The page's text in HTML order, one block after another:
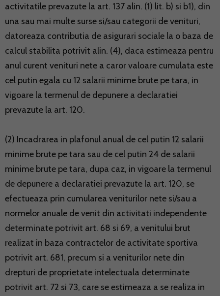
activitatile prevazute la art. 137 alin. (1) lit. b) si b1), din
una sau mai multe surse si/sau categorii de venituri,
datoreaza contributia de asigurari sociale la o baza de
calcul stabilita potrivit alin. (4), daca estimeaza pentru
anul curent venituri nete a caror valoare cumulata este
cel putin egala cu 12 salarii minime brute pe tara, in
vigoare la termenul de depunere a declaratiei
prevazute la art. 120.
(2) Incadrarea in plafonul anual de cel putin 12 salarii
minime brute pe tara sau de cel putin 24 de salarii
minime brute pe tara, dupa caz, in vigoare la termenul
de depunere a declaratiei prevazute la art. 120, se
efectueaza prin cumularea veniturilor nete si/sau a
normelor anuale de venit din activitati independente
determinate potrivit art. 68 si 69, a venitului brut
realizat in baza contractelor de activitate sportiva
potrivit art. 681, precum si a veniturilor nete din
drepturi de proprietate intelectuala determinate
potrivit art. 72 si 73, care se estimeaza a se realiza in